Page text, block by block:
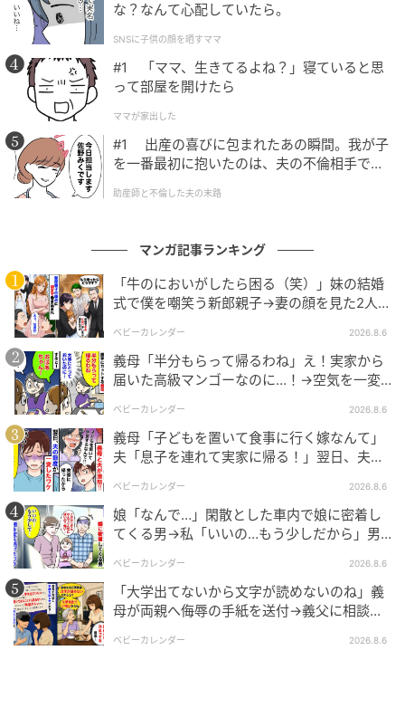
エキサイトニュース
個別の方がマシ？ それぞれの思惑
エキサイトニュース
な？なんて心配していたら。
SNSに子供の顔を晒すママ
#1 「ママ、生きてるよね？」寝ていると思
って部屋を開けたら
ママが家出した
#1 出産の喜びに包まれたあの瞬間。我が子
を一番最初に抱いたのは、夫の不倫相手でし
助産師と不倫した夫の末路
マンガ記事ランキング
「牛のにおいがしたら困る（笑）」妹の結婚
式で僕を嘲笑う新郎親子→妻の顔を見た2人が
ベビーカレンダー 2026.8.6
義母「半分もらって帰るわね」え！実家から
届いた高級マンゴーなのに…！→空気を一変
ベビーカレンダー 2026.8.6
義母「子どもを置いて食事に行く嫁なんて」
夫「息子を連れて実家に帰る！」翌日、夫が
ベビーカレンダー 2026.8.6
娘「なんで…」閑散とした車内で娘に密着し
てくる男→私「いいの…もう少しだから」男
ベビーカレンダー 2026.8.6
「大学出てないから文字が読めないのね」義
母が両親へ侮辱の手紙を送付→義父に相談
ベビーカレンダー 2026.8.6